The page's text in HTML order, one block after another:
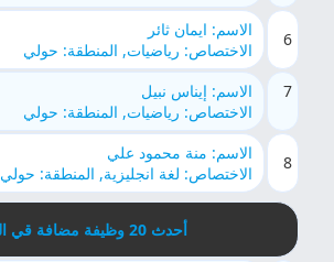
6
الاسم: ايمان ثائر
الاختصاص: رياضيات, المنطقة: حولي
7
الاسم: إيناس نبيل
الاختصاص: رياضيات, المنطقة: حولي
8
الاسم: منة محمود علي
الاختصاص: لغة انجليزية, المنطقة: حولي
أحدث 20 وظيفة مضافة قي الكويت